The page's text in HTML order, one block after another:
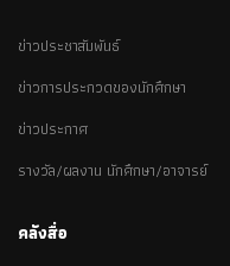
ข่าวประชาสัมพันธ์
ข่าวการประกวดของนักศึกษา
ข่าวประกาศ
รางวัล/ผลงาน นักศึกษา/อาจารย์
คลังสื่อ